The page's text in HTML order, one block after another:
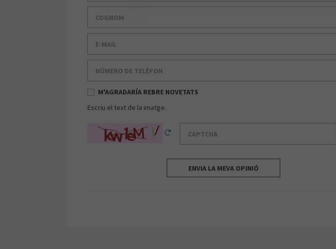
M'AGRADARÍA REBRE NOVETATS
Escriu el text de la imatge.
Captcha
ENVIA LA MEVA OPINIÓ